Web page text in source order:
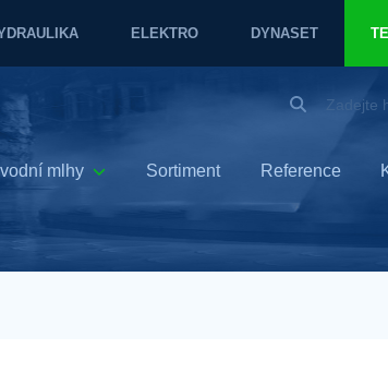
ELEKTRO DYNASET
mlhy Sortiment Reference